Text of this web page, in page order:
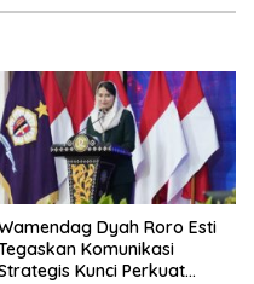
Dyah Roro Esti
Komunikasi
Kunci Perkuat